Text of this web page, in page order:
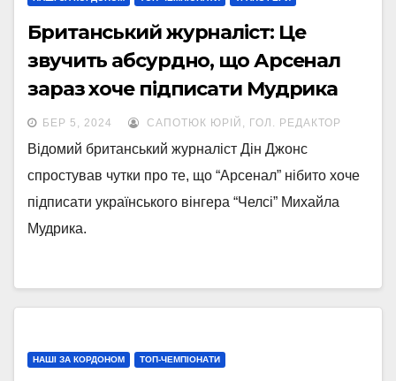
Британський журналіст: Це
звучить абсурдно, що Арсенал
зараз хоче підписати Мудрика
БЕР 5, 2024 САПОТЮК ЮРІЙ, ГОЛ. РЕДАКТОР
Відомий британський журналіст Дін Джонс
спростував чутки про те, що “Арсенал” нібито хоче
підписати українського вінгера “Челсі” Михайла
Мудрика.
НАШІ ЗА КОРДОНОМ ТОП-ЧЕМПІОНАТИ